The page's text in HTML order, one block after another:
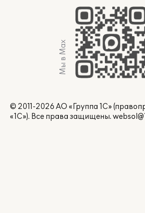
Мы в Max
© 2011-2026 АО «Группа 1С»
«1С»). Все права защищены.